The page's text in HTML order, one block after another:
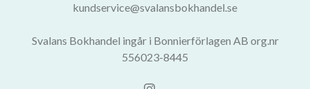
kundservice@svalansbokhandel.se
Svalans Bokhandel ingår i Bonnierförlagen AB org.nr
556023-8445